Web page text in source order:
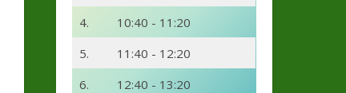
4.
10:40 - 11:20
5.
11:40 - 12:20
6.
12:40 - 13:20